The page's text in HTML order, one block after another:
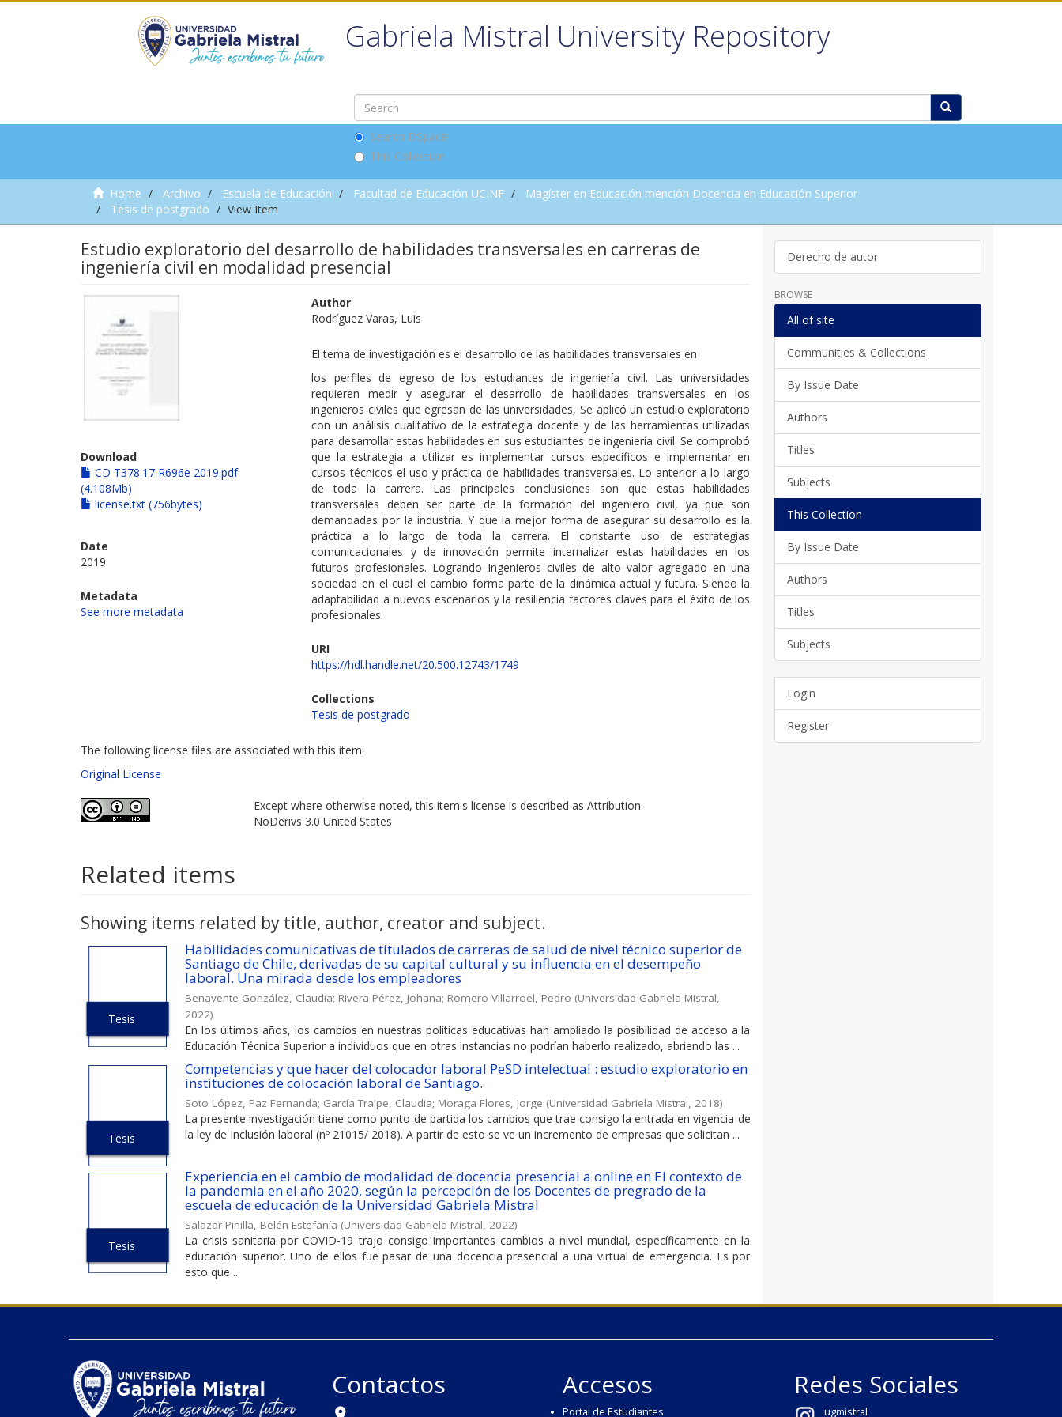
Gabriela Mistral University Repository
Search DSpace
This Collection
Home Archivo Escuela de Educación Facultad de Educación UCINF
Magíster en Educación mención Docencia en Educación Superior
Tesis de postgrado
View Item
Estudio exploratorio del desarrollo de habilidades transversales en carreras de
ingeniería civil en modalidad presencial
Download
CD T378.17 R696e 2019.pdf
(4.108Mb)
license.txt (756bytes)
Date
2019
Metadata
See more metadata
Author
Rodríguez Varas, Luis
El tema de investigación es el desarrollo de las habilidades transversales en
los perfiles de egreso de los estudiantes de ingeniería civil. Las universidades
requieren medir y asegurar el desarrollo de habilidades transversales en los
ingenieros civiles que egresan de las universidades, Se aplicó un estudio exploratorio
con un análisis cualitativo de la estrategia docente y de las herramientas utilizadas
para desarrollar estas habilidades en sus estudiantes de ingeniería civil. Se comprobó
que la estrategia a utilizar es implementar cursos específicos e implementar en
cursos técnicos el uso y práctica de habilidades transversales. Lo anterior a lo largo
de toda la carrera. Las principales conclusiones son que estas habilidades
transversales deben ser parte de la formación del ingeniero civil, ya que son
demandadas por la industria. Y que la mejor forma de asegurar su desarrollo es la
práctica a lo largo de toda la carrera. El constante uso de estrategias
comunicacionales y de innovación permite internalizar estas habilidades en los
futuros profesionales. Logrando ingenieros civiles de alto valor agregado en una
sociedad en el cual el cambio forma parte de la dinámica actual y futura. Siendo la
adaptabilidad a nuevos escenarios y la resiliencia factores claves para el éxito de los
profesionales.
URI
https://hdl.handle.net/20.500.12743/1749
Collections
Tesis de postgrado
The following license files are associated with this item:
Original License
Except where otherwise noted, this item's license is described as Attribution-
NoDerivs 3.0 United States
Related items
Showing items related by title, author, creator and subject.
Tesis
Habilidades comunicativas de titulados de carreras de salud de nivel técnico superior de
Santiago de Chile, derivadas de su capital cultural y su influencia en el desempeño
laboral. Una mirada desde los empleadores
Benavente González, Claudia; Rivera Pérez, Johana; Romero Villarroel, Pedro (Universidad Gabriela Mistral,
2022)
En los últimos años, los cambios en nuestras políticas educativas han ampliado la posibilidad de acceso a la
Educación Técnica Superior a individuos que en otras instancias no podrían haberlo realizado, abriendo las ...
Tesis
Competencias y que hacer del colocador laboral PeSD intelectual : estudio exploratorio en
instituciones de colocación laboral de Santiago.
Soto López, Paz Fernanda; García Traipe, Claudia; Moraga Flores, Jorge (Universidad Gabriela Mistral, 2018)
La presente investigación tiene como punto de partida los cambios que trae consigo la entrada en vigencia de
la ley de Inclusión laboral (nº 21015/ 2018). A partir de esto se ve un incremento de empresas que solicitan ...
Tesis
Experiencia en el cambio de modalidad de docencia presencial a online en El contexto de
la pandemia en el año 2020, según la percepción de los Docentes de pregrado de la
escuela de educación de la Universidad Gabriela Mistral
Salazar Pinilla, Belén Estefanía (Universidad Gabriela Mistral, 2022)
La crisis sanitaria por COVID-19 trajo consigo importantes cambios a nivel mundial, específicamente en la
educación superior. Uno de ellos fue pasar de una docencia presencial a una virtual de emergencia. Es por
esto que ...
Derecho de autor
BROWSE
All of site
Communities & Collections
By Issue Date
Authors
Titles
Subjects
This Collection
By Issue Date
Authors
Titles
Subjects
Login
Register
Contactos Accesos
Portal de Estudiantes
Redes Sociales
ugmistral